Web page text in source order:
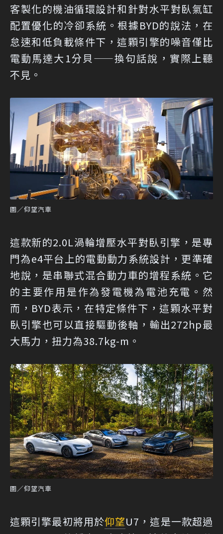
客製化的機油循環設計和針對水平對臥氣缸
配置優化的冷卻系統。根據BYD的說法，在
怠速和低負載條件下，這顆引擎的噪音僅比
電動馬達大1分貝——換句話說，實際上聽
不見。
圖／仰望汽車
這款新的2.0L渦輪增壓水平對臥引擎，是專
門為e4平台上的電動動力系統設計，更準確
地說，是串聯式混合動力車的增程系統。它
的主要作用是作為發電機為電池充電。然
而，BYD表示，在特定條件下，這顆水平對
臥引擎也可以直接驅動後軸，輸出272hp最
大馬力，扭力為38.7kg-m。
圖／仰望汽車
這顆引擎最初將用於仰望U7，這是一款超過